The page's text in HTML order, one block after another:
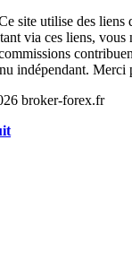
site utilise des
via ces liens, vous
indépendant.
broker-forex.fr